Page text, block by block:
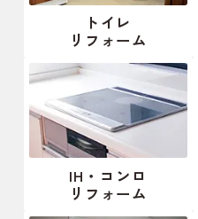
トイレ
リフォーム
IH・コンロ
リフォーム